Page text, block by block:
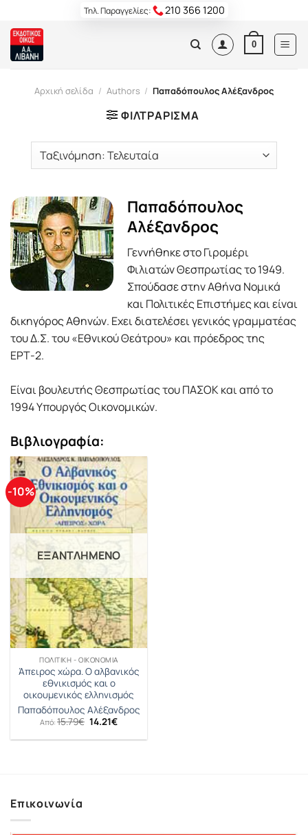
content
Τηλ. Παραγγελίες: 210 366 1200
0
Αρχική σελίδα / Authors / Παπαδόπουλος Αλέξανδρος
ΦΙΛΤΡΆΡΙΣΜΑ
Παπαδόπουλος
Αλέξανδρος
Γεννήθηκε στο Γιρομέρι
Φιλιατών Θεσπρωτίας το 1949.
Σπούδασε στην Αθήνα Νομικά
και Πολιτικές Επιστήμες και είναι
δικηγόρος Αθηνών. Εχει διατελέσει γενικός γραμματέας
του Δ.Σ. του «Εθνικού Θεάτρου» και πρόεδρος της
ΕΡΤ-2.
Είναι βουλευτής Θεσπρωτίας του ΠΑΣΟΚ και από το
1994 Υπουργός Οικονομικών.
Βιβλιογραφία:
-10%
ΕΞΑΝΤΛΗΜΈΝΟ
ΠΟΛΙΤΙΚΉ - ΟΙΚΟΝΟΜΊΑ
Άπειρος χώρα. Ο αλβανικός
εθνικισμός και ο
οικουμενικός ελληνισμός
Παπαδόπουλος Αλέξανδρος
Από: 15.79€ Original
was:
14.21€Η
τιμή
Επικοινωνία